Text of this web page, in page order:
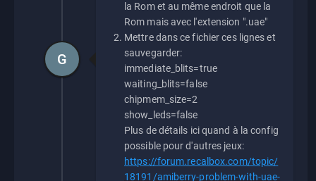
la Rom et au même endroit que la
Rom mais avec l'extension ".uae"
Mettre dans ce fichier ces lignes et
sauvegarder:
immediate_blits=true
waiting_blits=false
chipmem_size=2
show_leds=false
Plus de détails ici quand à la config
possible pour d'autres jeux:
https://forum.recalbox.com/topic/
18191/amiberry-problem-with-uae-
G